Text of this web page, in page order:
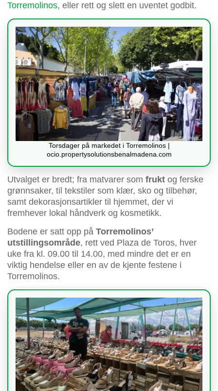
Torremolinos, eller rett og slett en uventet godbit.
Torsdager på markedet i Torremolinos |
ocio.propertysolutionsbenalmadena.com
Utvalget er bredt; fra matvarer som frukt og ferske
grønnsaker, til tekstiler som klær, sko og tilbehør,
samt dekorasjonsartikler til hjemmet, der vi
fremhever lokal håndverk og kosmetikk.
Bodene er satt opp på Torremolinos’
utstillingsområde, rett ved Plaza de Toros, hver
uke fra kl. 09.00 til 14.00, med mindre det er en
viktig hendelse eller en av de kjente festene i
Torremolinos.